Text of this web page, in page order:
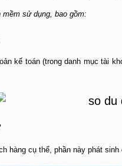
sử dụng, bao gồm:
kế toán (trong danh mục tài
hàng cụ thể, phần này phát